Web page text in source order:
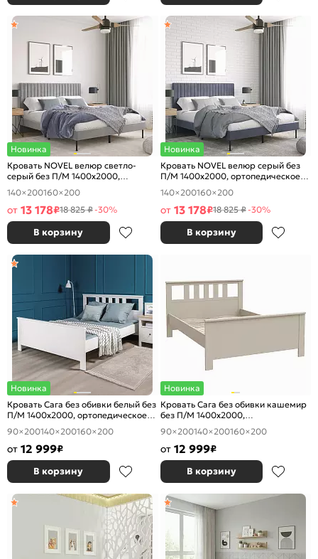
Новинка
Кровать NOVEL велюр светло-
серый без П/М 1400x2000,
ортопедическое основание,
изголовье мягкое
140×200160×200
от 13 178₽18 825 ₽-30%
В корзину
Новинка
Кровать NOVEL велюр серый без
П/М 1400x2000, ортопедическое
основание, изголовье мягкое
140×200160×200
от 13 178₽18 825 ₽-30%
В корзину
Новинка
Кровать Сага без обивки белый без
П/М 1400x2000, ортопедическое
основание, изголовье жесткое
90×200140×200160×200
от 12 999₽
В корзину
Новинка
Кровать Сага без обивки кашемир
без П/М 1400x2000,
ортопедическое основание,
изголовье жесткое
90×200140×200160×200
от 12 999₽
В корзину